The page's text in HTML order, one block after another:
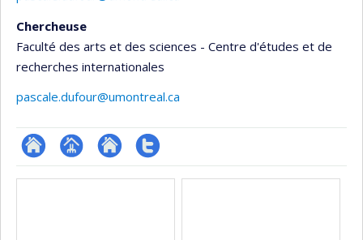
Chercheuse
Faculté des arts et des sciences - Centre d'études et de
recherches internationales
pascale.dufour@umontreal.ca
ResearchGate
Page Site
Compte
Media